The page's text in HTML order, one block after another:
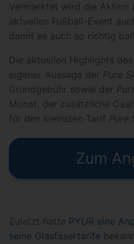
Vermarktet wird die Aktion
aktuellen Fußball-Event
damit es auch so richtig
Die aktuellen Highlights
eigener Aussage der Pure
Grundgebühr sowie der
Monat, der zusätzliche
für den kleinsten Tarif Pure
Zum
Zuletzt hatte PYUR eine
seine Glasfasertarife